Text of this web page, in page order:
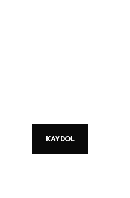
KAYDOL